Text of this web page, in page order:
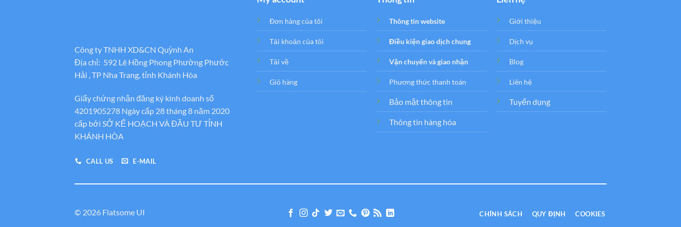
Công ty TNHH XD&CN Quỳnh An
Địa chỉ: 592 Lê Hồng Phong Phường Phước
Hải , TP Nha Trang, tỉnh Khánh Hòa
Giấy chứng nhận đăng ký kinh doanh số
4201905278 Ngày cấp 28 tháng 8 năm 2020
cấp bới SỞ KẾ HOẠCH VÀ ĐẦU TƯ TỈNH
KHÁNH HÒA
CALL US E-MAIL
Đơn hàng của tôi
Tải khoản của tôi
Tải về
Giỏ hàng
Thông tin website
Điều kiện giao dịch chung
Vận chuyển và giao nhận
Phương thức thanh toán
Bảo mật thông tin
Thông tin hàng hóa
Giới thiệu
Dịch vụ
Blog
Liên hệ
Tuyển dụng
© 2026 Flatsome UI CHÍNH SÁCH QUY ĐỊNH COOKIES